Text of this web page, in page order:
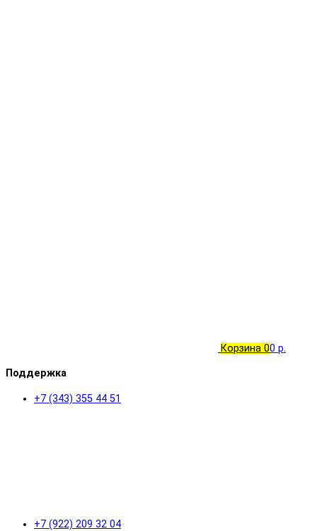
Корзина 00 р.
Поддержка
+7 (343) 355 44 51
+7 (922) 209 32 04